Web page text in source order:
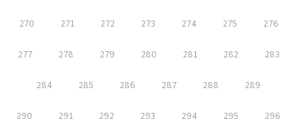
270 271 272 273 274 275 276
277 278 279 280 281 282 283
284 285 286 287 288 289
290 291 292 293 294 295 296